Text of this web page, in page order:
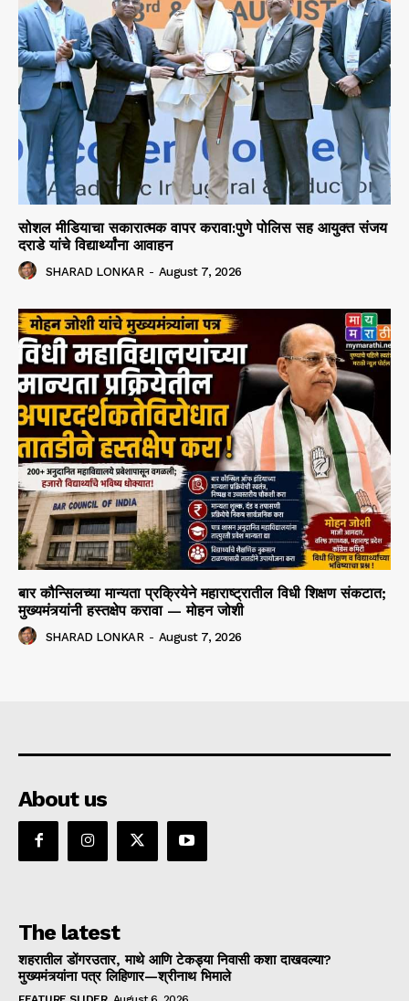
सोशल मीडियाचा सकारात्मक वापर करावा:पुणे पोलिस सह आयुक्त संजय
दराडे यांचे विद्यार्थ्यांना आवाहन
SHARAD LONKAR - August 7, 2026
बार कौन्सिलच्या मान्यता प्रक्रियेने महाराष्ट्रातील विधी शिक्षण संकटात;
मुख्यमंत्र्यांनी हस्तक्षेप करावा — मोहन जोशी
SHARAD LONKAR - August 7, 2026
About us
The latest
शहरातील डोंगरउतार, माथे आणि टेकड्या निवासी कशा दाखवल्या?
मुख्यमंत्र्यांना पत्र लिहिणार—श्रीनाथ भिमाले